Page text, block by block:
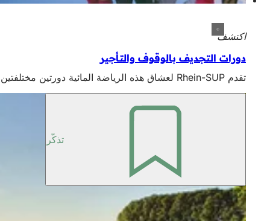
اكتشف
دورات التجديف بالوقوف والتأجير
تقدم Rhein-SUP لعشاق هذه الرياضة المائية دورتين مختلفتين في الوزن، بينما يمكنك في SUP 2Go استئجار مجموعة كاملة في حقيبة ظهر لتحقيق أقصى قدر من المتعة الترفيهية المرنة.
تذكّر